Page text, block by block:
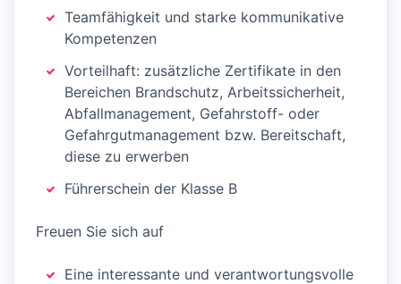
Teamfähigkeit und starke kommunikative
Kompetenzen
Vorteilhaft: zusätzliche Zertifikate in den
Bereichen Brandschutz, Arbeitssicherheit,
Abfallmanagement, Gefahrstoff- oder
Gefahrgutmanagement bzw. Bereitschaft,
diese zu erwerben
Führerschein der Klasse B
Freuen Sie sich auf
Eine interessante und verantwortungsvolle